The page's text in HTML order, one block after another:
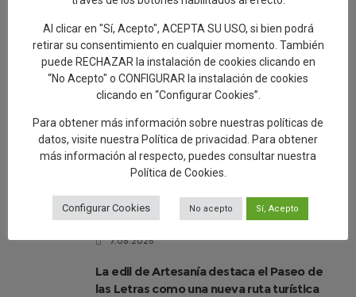
Talavera al caer la tarde con las rutas
«Secretos al Atardecer»
7.08.2026
La edil de Artesanía destaca el Paseo de
las Letras como una nueva ruta turística
Al clicar en "Sí, Acepto", ACEPTA SU USO, si bien podrá
retirar su consentimiento en cualquier momento. También
puede RECHAZAR la instalación de cookies clicando en
“No Acepto" o CONFIGURAR la instalación de cookies
clicando en “Configurar Cookies”.
Para obtener más información sobre nuestras políticas de
datos, visite nuestra Política de privacidad. Para obtener
más información al respecto, puedes consultar nuestra
Política de Cookies.
Configurar Cookies No acepto Sí, Acepto